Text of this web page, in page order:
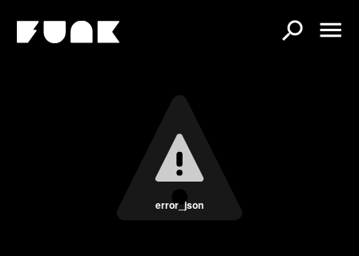
error_json